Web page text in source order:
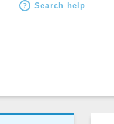
Search help